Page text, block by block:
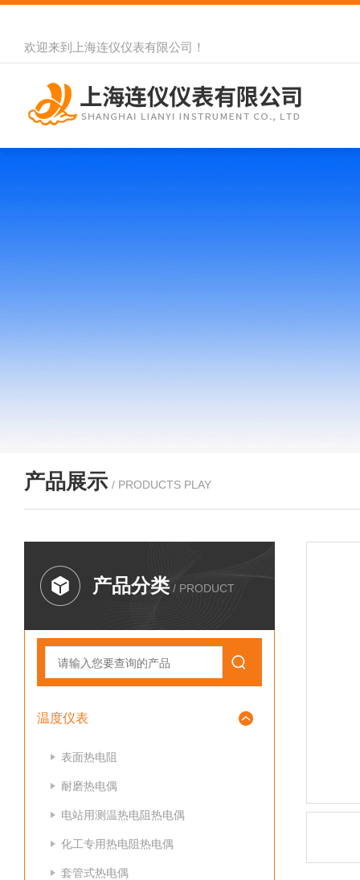
欢迎来到 上海连仪仪表有限公司 ！
产品展示 / PRODUCTS PLAY
产品分类 / PRODUCT
温度仪表
表面热电阻
耐磨热电偶
电站用测温热电阻热电偶
化工专用热电阻热电偶
套管式热电偶